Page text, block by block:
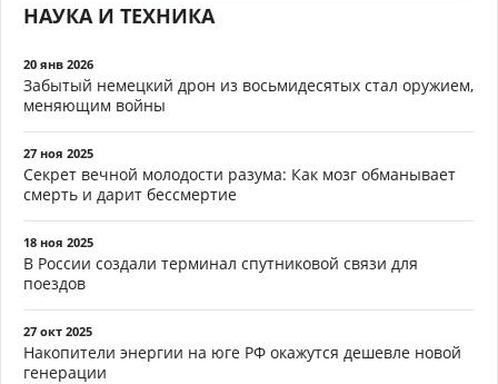
НАУКА И ТЕХНИКА
20 янв 2026
Забытый немецкий дрон из восьмидесятых стал оружием,
меняющим войны
27 ноя 2025
Секрет вечной молодости разума: Как мозг обманывает
смерть и дарит бессмертие
18 ноя 2025
В России создали терминал спутниковой связи для
поездов
27 окт 2025
Накопители энергии на юге РФ окажутся дешевле новой
генерации